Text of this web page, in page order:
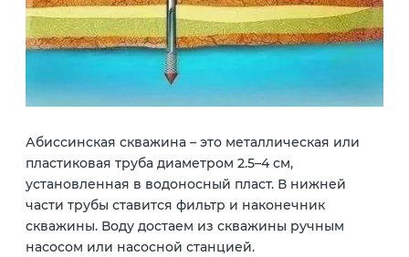
Абиссинская скважина – это металлическая или
пластиковая труба диаметром 2.5–4 см,
установленная в водоносный пласт. В нижней
части трубы ставится фильтр и наконечник
скважины. Воду достаем из скважины ручным
насосом или насосной станцией.